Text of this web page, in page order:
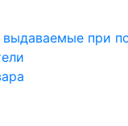
при